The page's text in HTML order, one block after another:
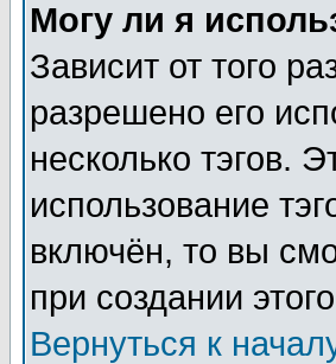
Могу ли я
Зависит от того
разрешено его
несколько тэгов.
использование
включён, то вы
при создании
Вернуться к